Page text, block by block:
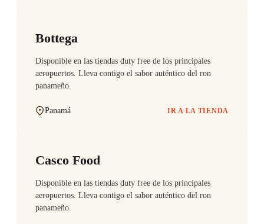
Bottega
Disponible en las tiendas duty free de los principales
aeropuertos. Lleva contigo el sabor auténtico del ron
panameño.
Panamá IR A LA TIENDA
Casco Food
Disponible en las tiendas duty free de los principales
aeropuertos. Lleva contigo el sabor auténtico del ron
panameño.